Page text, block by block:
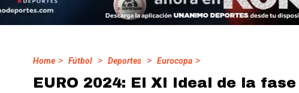
Home > Fútbol > Deportes > Eurocopa >
EURO 2024: El XI Ideal de la